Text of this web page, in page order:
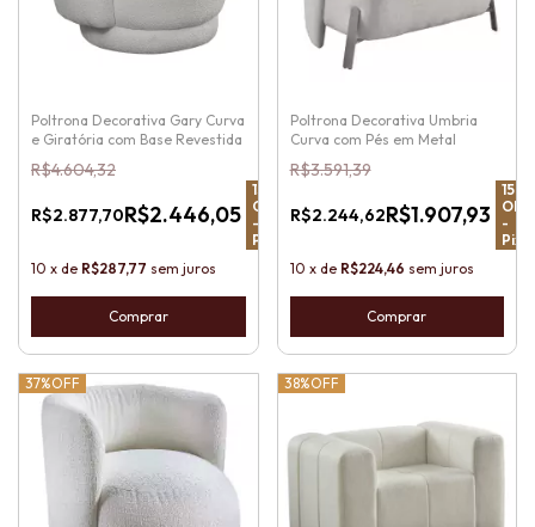
Poltrona Decorativa Gary Curva
e Giratória com Base Revestida
R$4.604,32
R$2.877,70R$2.446,05
15
OFF
-
Pix
10 x de R$287,77 sem juros
Poltrona Decorativa Umbria
Curva com Pés em Metal
R$3.591,39
R$2.244,62R$1.907,93
15%
OFF
-
Pix
10 x de R$224,46 sem juros
37%OFF 38%OFF